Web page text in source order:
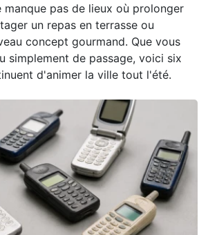
manque pas de lieux où prolonger
un repas en terrasse ou
concept gourmand. Que vous
simplement de passage, voici six
d'animer la ville tout l'été.